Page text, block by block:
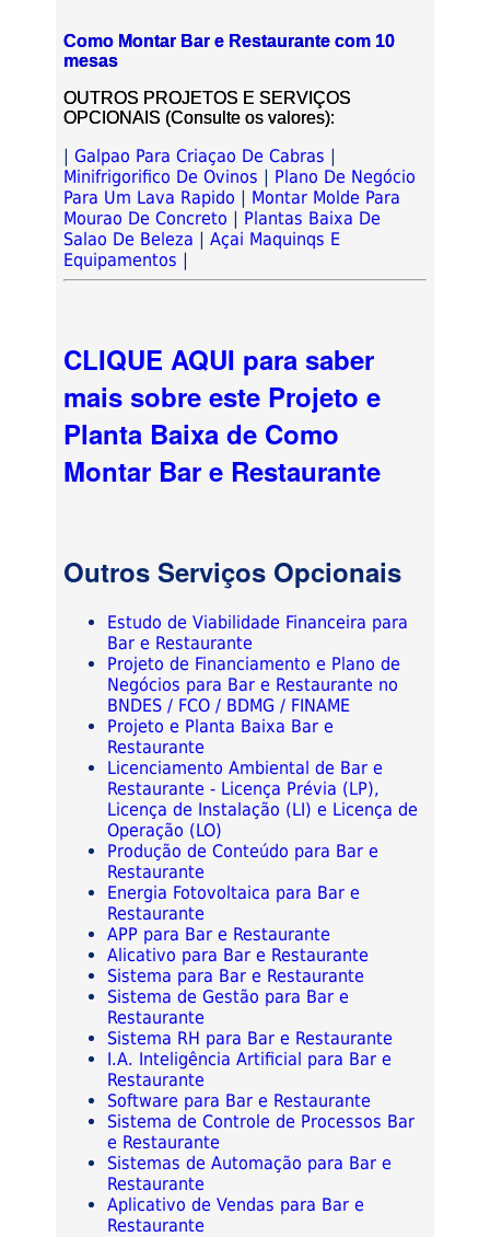
Como Montar Bar e Restaurante com 10
mesas
OUTROS PROJETOS E SERVIÇOS
OPCIONAIS (Consulte os valores):
|Galpao Para Criaçao De Cabras
Minifrigorifico De Ovinos
Plano De Negócio
Para Um Lava Rapido
Montar Molde Para
Mourao De Concreto
Plantas Baixa De
Salao De Beleza |Açai Maquinqs E
Equipamentos
CLIQUE AQUI para saber
mais sobre este Projeto e
Planta Baixa de Como
Montar Bar e Restaurante
Outros Serviços Opcionais
Estudo de Viabilidade Financeira para
Bar e Restaurante
Projeto de Financiamento e Plano de
Negócios para Bar e Restaurante no
BNDES / FCO / BDMG / FINAME
Projeto e Planta Baixa Bar e
Restaurante
Licenciamento Ambiental de Bar e
Restaurante - Licença Prévia (LP),
Licença de Instalação (LI) e Licença de
Operação (LO)
Produção de Conteúdo para Bar e
Restaurante
Energia Fotovoltaica para Bar e
Restaurante
APP para Bar e Restaurante
Alicativo para Bar e Restaurante
Sistema para Bar e Restaurante
Sistema de Gestão para Bar e
Restaurante
Sistema RH para Bar e Restaurante
I.A. Inteligência Artificial para Bar e
Restaurante
Software para Bar e Restaurante
Sistema de Controle de Processos Bar
e Restaurante
Sistemas de Automação para Bar e
Restaurante
Aplicativo de Vendas para Bar e
Restaurante